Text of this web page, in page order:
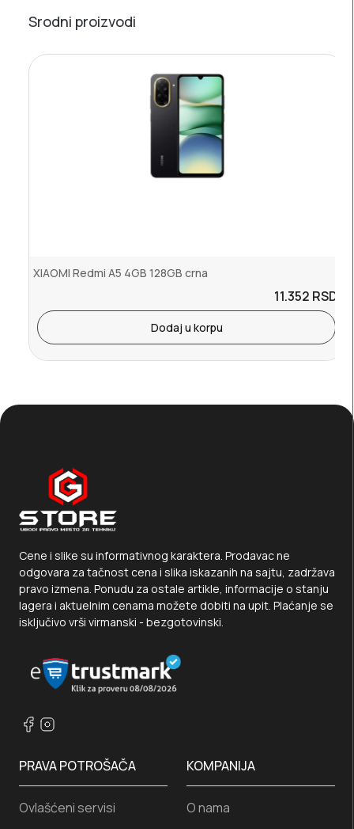
Srodni proizvodi
XIAOMI Redmi A5 4GB 128GB crna
11.352 RSD.
Dodaj u korpu
Cene i slike su informativnog karaktera. Prodavac ne
odgovara za tačnost cena i slika iskazanih na sajtu, zadržava
pravo izmena. Ponudu za ostale artikle, informacije o stanju
lagera i aktuelnim cenama možete dobiti na upit. Plaćanje se
isključivo vrši virmanski - bezgotovinski.
PRAVA POTROŠAČA
Ovlašćeni servisi
KOMPANIJA
O nama